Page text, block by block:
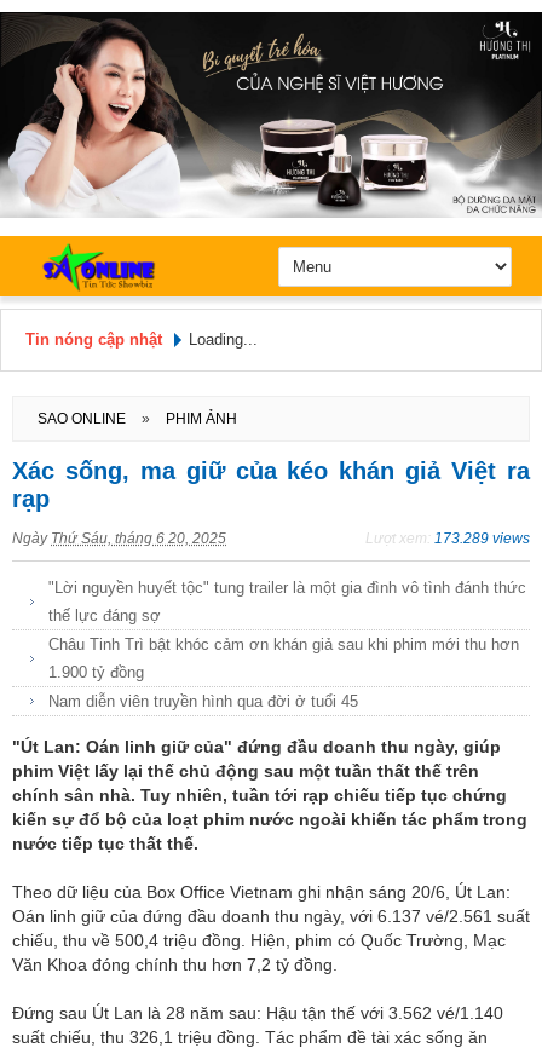
Tin nóng cập nhật Loading...
SAO ONLINE » PHIM ẢNH
Xác sống, ma giữ của kéo khán giả Việt ra
rạp
Ngày Thứ Sáu, tháng 6 20, 2025 Lượt xem: 173.289 views
"Lời nguyền huyết tộc" tung trailer là một gia đình vô tình đánh thức
thế lực đáng sợ
Châu Tinh Trì bật khóc cảm ơn khán giả sau khi phim mới thu hơn
1.900 tỷ đồng
Nam diễn viên truyền hình qua đời ở tuổi 45
"Út Lan: Oán linh giữ của" đứng đầu doanh thu ngày, giúp
phim Việt lấy lại thế chủ động sau một tuần thất thế trên
chính sân nhà. Tuy nhiên, tuần tới rạp chiếu tiếp tục chứng
kiến sự đổ bộ của loạt phim nước ngoài khiến tác phẩm trong
nước tiếp tục thất thế.
Theo dữ liệu của Box Office Vietnam ghi nhận sáng 20/6, Út Lan:
Oán linh giữ của đứng đầu doanh thu ngày, với 6.137 vé/2.561 suất
chiếu, thu về 500,4 triệu đồng. Hiện, phim có Quốc Trường, Mạc
Văn Khoa đóng chính thu hơn 7,2 tỷ đồng.
Đứng sau Út Lan là 28 năm sau: Hậu tận thế với 3.562 vé/1.140
suất chiếu, thu 326,1 triệu đồng. Tác phẩm đề tài xác sống ăn